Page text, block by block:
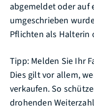
abgemeldet oder auf
umgeschrieben
Pflichten als Halterin
Tipp: Melden Sie Ihr
Dies giltvor allem,
verkaufen. So
drohenden